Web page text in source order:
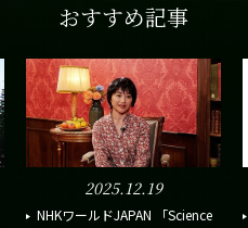
おすすめ記事
2025.12.19
NHKワールドJAPAN 「Science